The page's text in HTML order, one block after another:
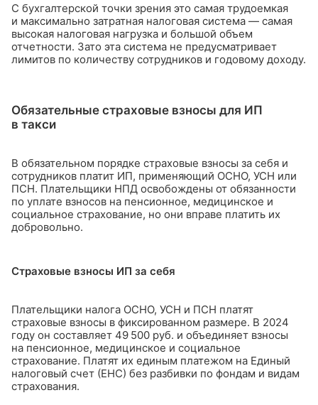
С бухгалтерской точки зрения это самая трудоемкая
и максимально затратная налоговая система — самая
высокая налоговая нагрузка и большой объем
отчетности. Зато эта система не предусматривает
лимитов по количеству сотрудников и годовому доходу.
Обязательные страховые взносы для ИП
в такси
В обязательном порядке страховые взносы за себя и
сотрудников платит ИП, применяющий ОСНО, УСН или
ПСН. Плательщики НПД освобождены от обязанности
по уплате взносов на пенсионное, медицинское и
социальное страхование, но они вправе платить их
добровольно.
Страховые взносы ИП за себя
Плательщики налога ОСНО, УСН и ПСН платят
страховые взносы в фиксированном размере. В 2024
году он составляет 49 500 руб. и объединяет взносы
на пенсионное, медицинское и социальное
страхование. Платят их единым платежом на Единый
налоговый счет (ЕНС) без разбивки по фондам и видам
страхования.